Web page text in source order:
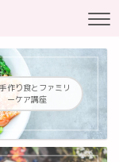
作り食とファミリ
ーケア講座